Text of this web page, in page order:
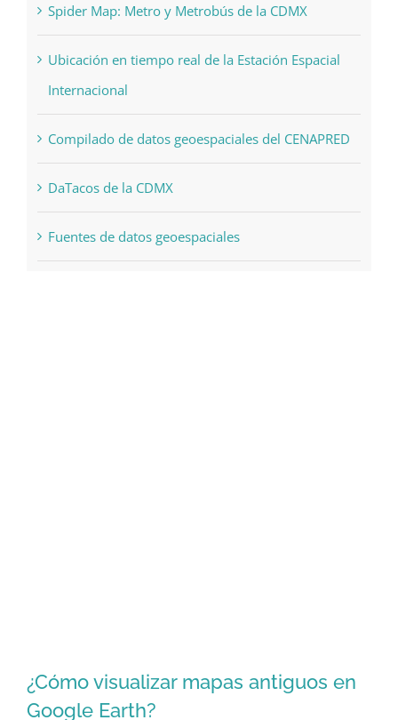
¿Cómo visualizar mapas antiguos en
Google Earth?
Spider Map: Metro y Metrobús de la CDMX
Ubicación en tiempo real de la Estación Espacial
Internacional
Compilado de datos geoespaciales del CENAPRED
DaTacos de la CDMX
Fuentes de datos geoespaciales